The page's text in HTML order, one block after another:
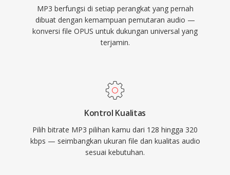
MP3 berfungsi di setiap perangkat yang pernah
dibuat dengan kemampuan pemutaran audio —
konversi file OPUS untuk dukungan universal yang
terjamin.
Kontrol Kualitas
Pilih bitrate MP3 pilihan kamu dari 128 hingga 320
kbps — seimbangkan ukuran file dan kualitas audio
sesuai kebutuhan.